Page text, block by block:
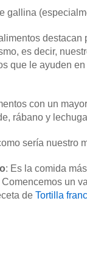
gallina
es decir,
que le ayuden
con un
rábano y
sería nuestro
: Es la comida
un
de Tortilla